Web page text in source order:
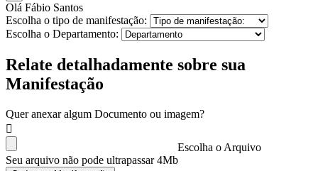
Olá Fábio Santos
Escolha o tipo de manifestação:
Escolha o Departamento:
Relate detalhadamente sobre sua
Manifestação
Quer anexar algum Documento ou imagem?
Escolha o Arquivo
Seu arquivo não pode ultrapassar 4Mb